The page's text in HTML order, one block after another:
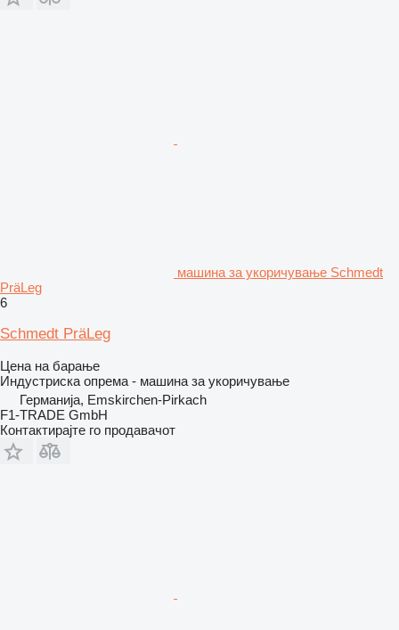
машина за укоричување Schmedt
PräLeg
6
Schmedt PräLeg
Цена на барање
Индустриска опрема - машина за укоричување
Германија, Emskirchen-Pirkach
F1-TRADE GmbH
Контактирајте го продавачот